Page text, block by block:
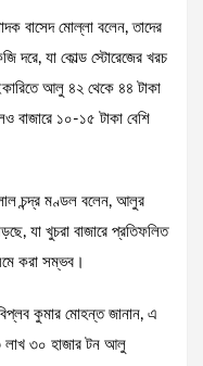
বাসেদ মোল্লা বলেন, তাদের
দরে, যা কোল্ড স্টোরেজের খরচ
আলু ৪২ থেকে ৪৪ টাকা
বাজারে ১০-১৫ টাকা বেশি
চন্দ্র মণ্ডল বলেন, আলুর
যা খুচরা বাজারে প্রতিফলিত
করা সম্ভব।
কুমার মোহন্ত জানান, এ
লাখ ৩০ হাজার টন আলু